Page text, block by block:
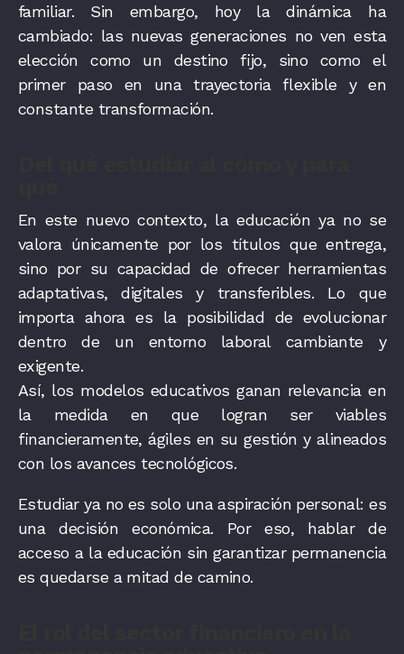
familiar. Sin embargo, hoy la dinámica ha
cambiado: las nuevas generaciones no ven esta
elección como un destino fijo, sino como el
primer paso en una trayectoria flexible y en
constante transformación.
En este nuevo contexto, la educación ya no se
valora únicamente por los títulos que entrega,
sino por su capacidad de ofrecer herramientas
adaptativas, digitales y transferibles. Lo que
importa ahora es la posibilidad de evolucionar
dentro de un entorno laboral cambiante y
exigente.
Así, los modelos educativos ganan relevancia en
la medida en que logran ser viables
financieramente, ágiles en su gestión y alineados
con los avances tecnológicos.
Estudiar ya no es solo una aspiración personal: es
una decisión económica. Por eso, hablar de
acceso a la educación sin garantizar permanencia
es quedarse a mitad de camino.